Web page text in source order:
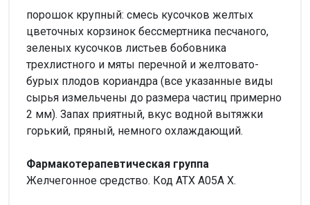
порошок крупный: смесь кусочков желтых
цветочных корзинок бессмертника песчаного,
зеленых кусочков листьев бобовника
трехлистного и мяты перечной и желтовато-
бурых плодов кориандра (все указанные виды
сырья измельчены до размера частиц примерно
2 мм). Запах приятный, вкус водной вытяжки
горький, пряный, немного охлаждающий.
Фармакотерапевтическая группа
Желчегонное средство. Код АТХ А05А Х.